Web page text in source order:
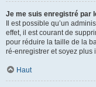
Je me suis enregistré par
Il est possible qu’un
effet, il est courant de
pour réduire la taille de la
ré-enregistrer et soyez plus
Haut